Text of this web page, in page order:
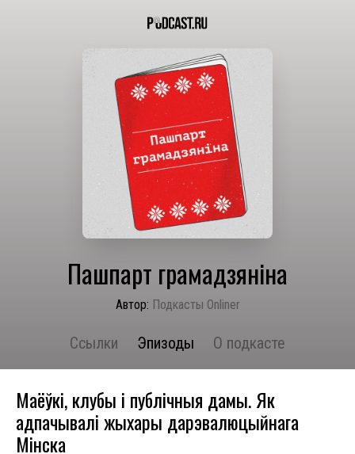
Пашпарт грамадзяніна
Автор: Подкасты Onliner
Ссылки Эпизоды О подкасте
Маёўкі, клубы і публічныя дамы. Як
адпачывалі жыхары дарэвалюцыйнага
Мінска